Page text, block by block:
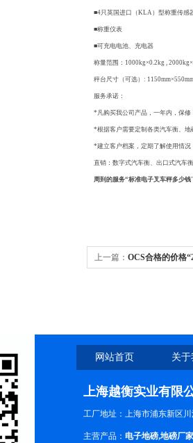
■4只英国进口（KLA）型称重传感
■称重仪表
■可充电电池、充电器
称量范围：1000kg×0.2kg ,
秤台尺寸（可选）:
服务承诺：
*凡购买我公司产品，一年内，保
*根据客户需要定制各类汽车衡、
*建立客户档案，定期了解使用情
直销：数字式汽车衡、出口式汽车
周到的服务“标准电子叉车秤多少钱
上一篇： OCS合格的价格
网站首页 关
上海越衡实业有限
工厂地址：上海市浦东新区川
主营产品： 电子地磅,地磅厂家